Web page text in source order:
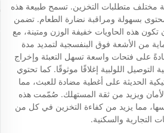
مختلف متطلبات التخزين. تسمح طبيعة هذه
بسهولة ومراقبة نضارة الطعام. تضمن
تكون هذه الحاويات خفيفة الوزن ومتينة، مع
من الأشعة فوق البنفسجية لتمديد مدة
على فتحات واسعة تسهل التعبئة وإخراج
اللولبية إغلاقًا موثوقًا. كما تحتوي
الحديثة على أغطية مضادة للعبث، مما
ويزيد من ثقة المستهلك. صُمّمت هذه
مما يزيد من كفاءة التخزين في كل من
التجارية والسكنية.